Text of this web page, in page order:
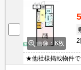
画像：6枚
2
★他社様掲載物件で
お時間の中で効率